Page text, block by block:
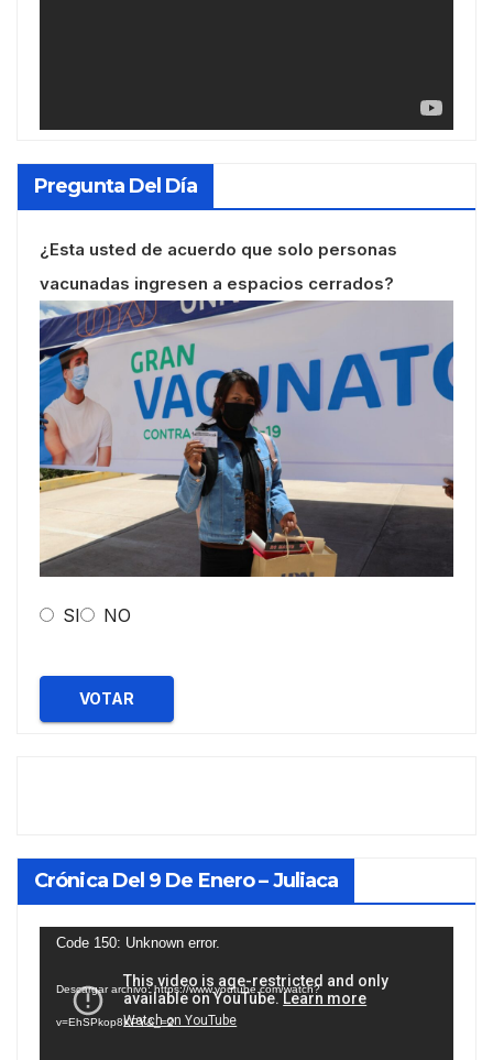
Pregunta Del Día
¿Esta usted de acuerdo que solo personas
vacunadas ingresen a espacios cerrados?
SI NO
VOTAR
Crónica Del 9 De Enero – Juliaca
Reproductor
vídeo
Code 150: Unknown error.
Descargar archivo: https://www.youtube.com/watch?
v=EhSPkop8KPY&_=2